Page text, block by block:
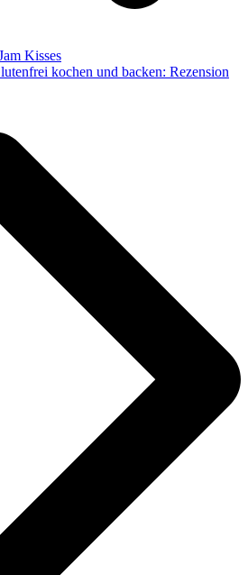
Kisses
kochen und backen: Rezension